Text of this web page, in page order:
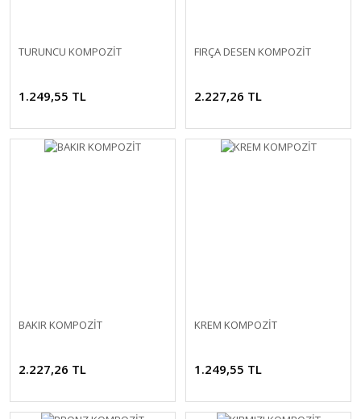
TURUNCU KOMPOZİT
1.249,55 TL
FIRÇA DESEN KOMPOZİT
2.227,26 TL
BAKIR KOMPOZİT
2.227,26 TL
KREM KOMPOZİT
1.249,55 TL